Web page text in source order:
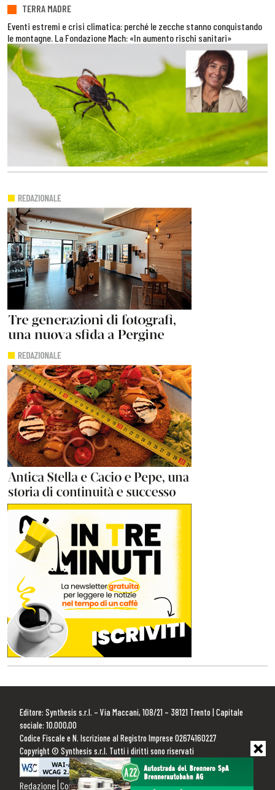
TERRA MADRE
Eventi estremi e crisi climatica: perché le zecche stanno conquistando
le montagne. La Fondazione Mach: «In aumento rischi sanitari»
Editore: Synthesis s.r.l. – Via Maccani, 108/21 – 38121 Trento | Capitale
sociale: 10.000,00
Codice Fiscale e N. Iscrizione al Registro Imprese 02674160227
Copyright © Synthesis s.r.l. Tutti i diritti sono riservati
Redazione Contattaci Pubblicità Privacy Policy Cookie Policy